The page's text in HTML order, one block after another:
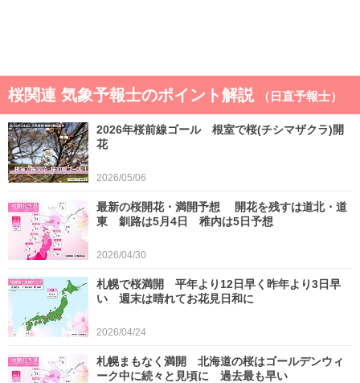
桜関連 気象予報士のポイント解説 （日直予報士）
2026年桜前線ゴール 根室で桜(チシマザクラ)開
花
2026/05/06
最新の桜開花・満開予想 開花を残すは道北・道
東 釧路は5月4日 稚内は5日予想
2026/04/30
札幌で桜満開 平年より12日早く昨年より3日早
い 週末は晴れてお花見日和に
2026/04/24
札幌まもなく満開 北海道の桜はゴールデンウィ
ーク中に続々と見頃に 過去最も早い